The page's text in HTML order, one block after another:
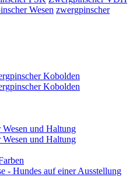
Wesen zwergpinscher
Kobolden
Kobolden
und Haltung
und Haltung
- Hundes auf einer Ausstellung